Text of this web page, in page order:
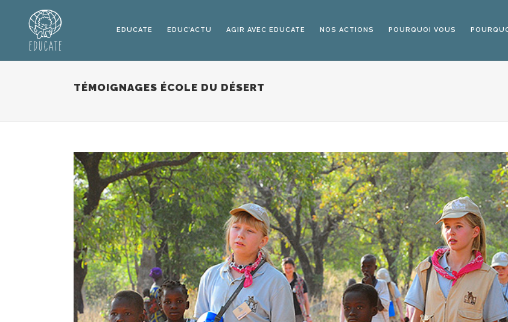
EDUCATE EDUC’ACTU AGIR AVEC EDUCATE NOS ACTIONS POURQUOI VOUS
TÉMOIGNAGES ÉCOLE DU DÉSERT